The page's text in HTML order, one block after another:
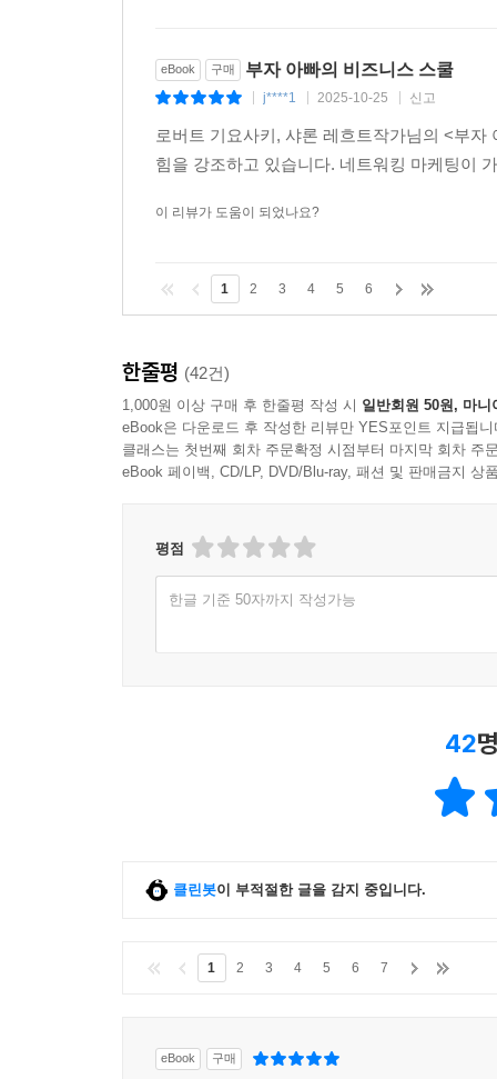
eBook 구매 부자 아빠의 비즈니스 스쿨
j****1 2025-10-25 신고
로버트 기요사키, 샤론 레흐트작가님의 <부
힘을 강조하고 있습니다. 네트워킹 마케팅이
이 리뷰가 도움이 되었나요?
1 2 3 4 5 6
한줄평 (42건)
1,000원 이상 구매 후 한줄평 작성 시 일반회원 50원, 마니
eBook은 다운로드 후 작성한 리뷰만 YES포인트 지급됩니
클래스는 첫번째 회차 주문확정 시점부터 마지막 회차 주
eBook 페이백, CD/LP, DVD/Blu-ray, 패션 및 판매금지 상
평점
한글 기준 50자까지 작성가능
42
클린봇이 부적절한 글을 감지 중입니다.
1 2 3 4 5 6 7
eBook 구매